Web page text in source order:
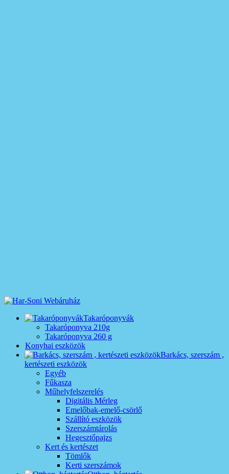
Takaróponyvák
Takaróponyva 210g
Takaróponyva 260 g
Konyhai eszközök
Barkács, szerszám ,
kertészeti eszközök
Egyéb
Fűkasza
Műhelyfelszerelés
Digitális Mérleg
Emelőbak-emelő-csörlő
Szállító eszközök
Szerszámtárolás
Hegesztőpajzs
Kert és kertészet
Tömlők
Kerti szerszámok